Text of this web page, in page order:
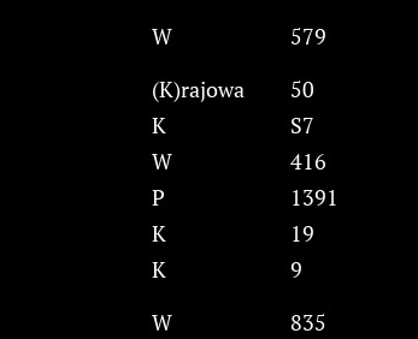
W
579
(K)rajowa
50
K
S7
W
416
P
1391
K
19
K
9
W
835